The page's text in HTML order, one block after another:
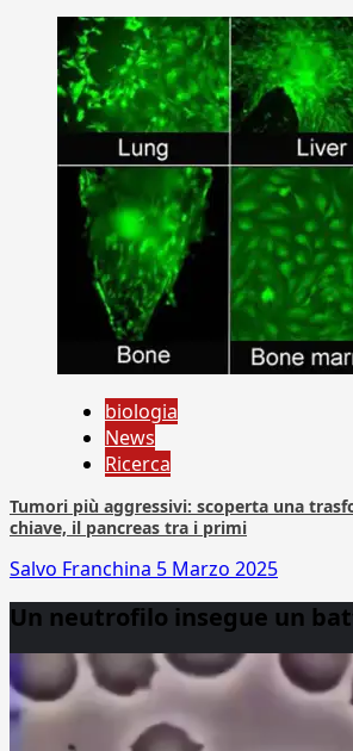
biologia
News
Ricerca
Tumori più aggressivi: scoperta una
chiave, il pancreas tra i primi
Salvo Franchina 5 Marzo 2025
Un neutrofilo insegue un
Player